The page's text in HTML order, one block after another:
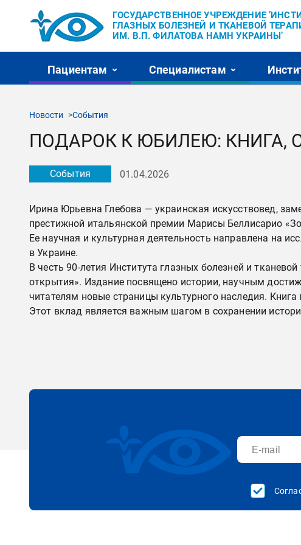
ГОСУДАРСТВЕННОЕ УЧРЕЖДЕНИЕ
ГЛАЗНЫХ БОЛЕЗНЕЙ И ТКАНЕВОЙ
ИМ. В.П. ФИЛАТОВА НАМН УКРАИНЫ’
Пациентам Специалистам
Новости События
ПОДАРОК ​​К ЮБИЛЕЮ:
События 01.04.2026
Ирина Юрьевна Глебова — украинская искусствовед,
престижной итальянской премии Марисы Беллисарио
Ее научная и культурная деятельность направлена ​​на
в Украине.
В честь 90-летия Института глазных болезней и
открытия». Издание посвящено истории, научным
читателям новые страницы культурного наследия.
Этот вклад является важным шагом в сохранении